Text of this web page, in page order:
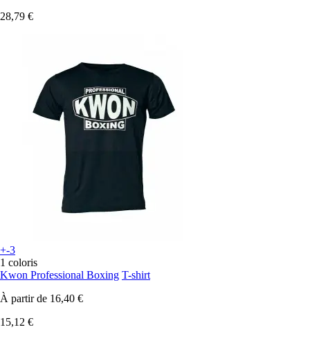
28,79 €
+-3
1 coloris
Kwon Professional Boxing T-shirt
À partir de 16,40 €
15,12 €